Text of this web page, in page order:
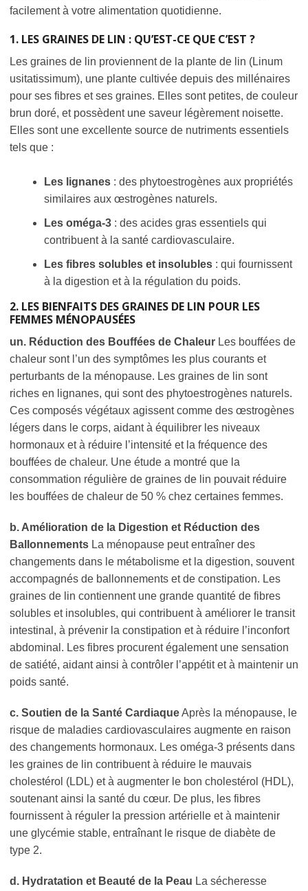
facilement à votre alimentation quotidienne.
1. LES GRAINES DE LIN : QU’EST-CE QUE C’EST ?
Les graines de lin proviennent de la plante de lin (Linum
usitatissimum), une plante cultivée depuis des millénaires
pour ses fibres et ses graines. Elles sont petites, de couleur
brun doré, et possèdent une saveur légèrement noisette.
Elles sont une excellente source de nutriments essentiels
tels que :
Les lignanes : des phytoestrogènes aux propriétés
similaires aux œstrogènes naturels.
Les oméga-3 : des acides gras essentiels qui
contribuent à la santé cardiovasculaire.
Les fibres solubles et insolubles : qui fournissent
à la digestion et à la régulation du poids.
2. LES BIENFAITS DES GRAINES DE LIN POUR LES
FEMMES MÉNOPAUSÉES
un. Réduction des Bouffées de Chaleur Les bouffées de
chaleur sont l’un des symptômes les plus courants et
perturbants de la ménopause. Les graines de lin sont
riches en lignanes, qui sont des phytoestrogènes naturels.
Ces composés végétaux agissent comme des œstrogènes
légers dans le corps, aidant à équilibrer les niveaux
hormonaux et à réduire l’intensité et la fréquence des
bouffées de chaleur. Une étude a montré que la
consommation régulière de graines de lin pouvait réduire
les bouffées de chaleur de 50 % chez certaines femmes.
b. Amélioration de la Digestion et Réduction des
Ballonnements La ménopause peut entraîner des
changements dans le métabolisme et la digestion, souvent
accompagnés de ballonnements et de constipation. Les
graines de lin contiennent une grande quantité de fibres
solubles et insolubles, qui contribuent à améliorer le transit
intestinal, à prévenir la constipation et à réduire l’inconfort
abdominal. Les fibres procurent également une sensation
de satiété, aidant ainsi à contrôler l’appétit et à maintenir un
poids santé.
c. Soutien de la Santé CardiaqueAprès la ménopause, le
risque de maladies cardiovasculaires augmente en raison
des changements hormonaux. Les oméga-3 présents dans
les graines de lin contribuent à réduire le mauvais
cholestérol (LDL) et à augmenter le bon cholestérol (HDL),
soutenant ainsi la santé du cœur. De plus, les fibres
fournissent à réguler la pression artérielle et à maintenir
une glycémie stable, entraînant le risque de diabète de
type 2.
d. Hydratation et Beauté de la Peau La sécheresse